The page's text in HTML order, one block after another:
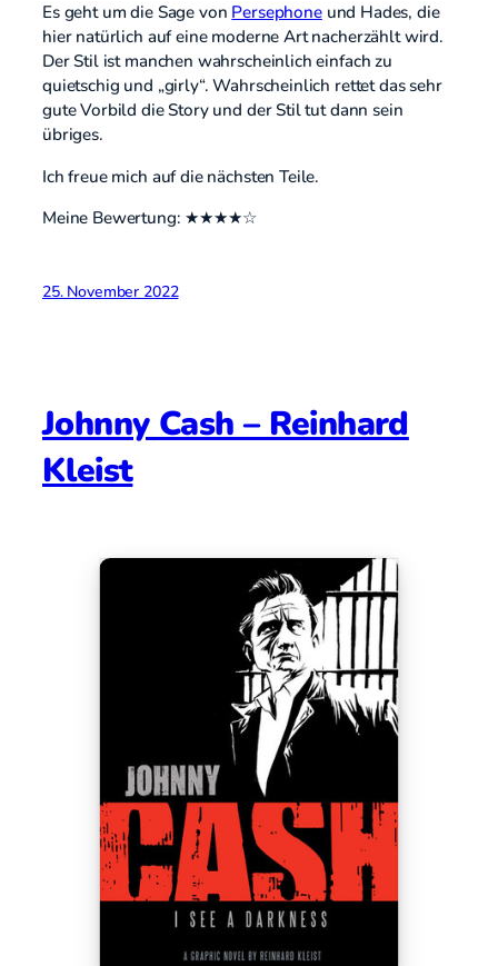
Es geht um die Sage von Persephoneund Hades, die
hier natürlich auf eine moderne Art nacherzählt wird.
Der Stil ist manchen wahrscheinlich einfach zu
quietschig und „girly“. Wahrscheinlich rettet das sehr
gute Vorbild die Story und der Stil tut dann sein
übriges.
Ich freue mich auf die nächsten Teile.
Meine Bewertung: ★★★★☆
25. November 2022
Johnny Cash – Reinhard
Kleist